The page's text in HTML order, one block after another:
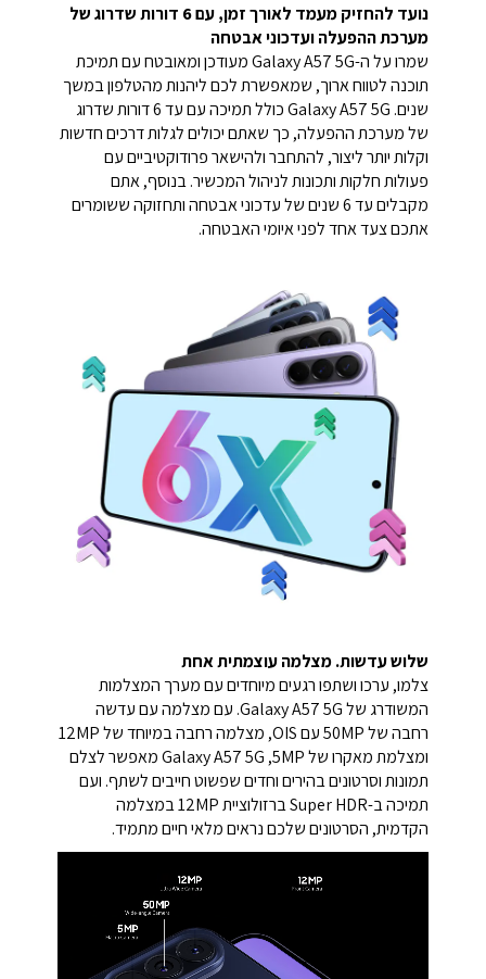
נועד להחזיק מעמד לאורך זמן, עם 6 דורות שדרוג של
מערכת ההפעלה ועדכוני אבטחה
שמרו על ה-Galaxy A57 5G מעודכן ומאובטח עם תמיכת
תוכנה לטווח ארוך, שמאפשרת לכם ליהנות מהטלפון במשך
שנים. Galaxy A57 5G כולל תמיכה עם עד 6 דורות שדרוג
של מערכת ההפעלה, כך שאתם יכולים לגלות דרכים חדשות
וקלות יותר ליצור, להתחבר ולהישאר פרודוקטיביים עם
פעולות חלקות ותכונות לניהול המכשיר. בנוסף, אתם
מקבלים עד 6 שנים של עדכוני אבטחה ותחזוקה ששומרים
אתכם צעד אחד לפני איומי האבטחה.
שלוש עדשות. מצלמה עוצמתית אחת
צלמו, ערכו ושתפו רגעים מיוחדים עם מערך המצלמות
המשודרג של Galaxy A57 5G. עם מצלמה עם עדשה
רחבה של 50MP עם OIS, מצלמה רחבה במיוחד של 12MP
ומצלמת מאקרו של 5MP,‏ Galaxy A57 5G מאפשר לצלם
תמונות וסרטונים בהירים וחדים שפשוט חייבים לשתף. ועם
תמיכה ב-Super HDR ברזולוציית 12MP במצלמה
הקדמית, הסרטונים שלכם נראים מלאי חיים מתמיד.